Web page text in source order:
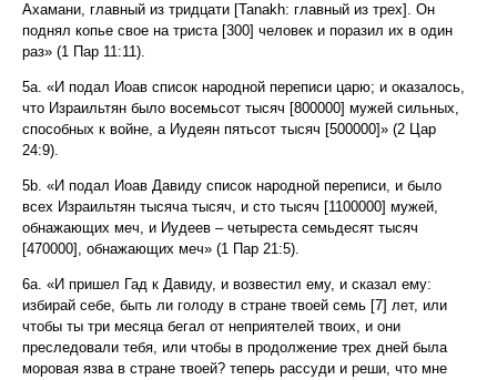
Ахамани, главный из тридцати [Tanakh: главный из трех]. Он
поднял копье свое на триста [300] человек и поразил их в один
раз» (1 Пар 11:11).
5a. «И подал Иоав список народной переписи царю; и оказалось,
что Израильтян было восемьсот тысяч [800000] мужей сильных,
способных к войне, а Иудеян пятьсот тысяч [500000]» (2 Цар
24:9).
5b. «И подал Иоав Давиду список народной переписи, и было
всех Израильтян тысяча тысяч, и сто тысяч [1100000] мужей,
обнажающих меч, и Иудеев – четыреста семьдесят тысяч
[470000], обнажающих меч» (1 Пар 21:5).
6a. «И пришел Гад к Давиду, и возвестил ему, и сказал ему:
избирай себе, быть ли голоду в стране твоей семь [7] лет, или
чтобы ты три месяца бегал от неприятелей твоих, и они
преследовали тебя, или чтобы в продолжение трех дней была
моровая язва в стране твоей? теперь рассуди и реши, что мне